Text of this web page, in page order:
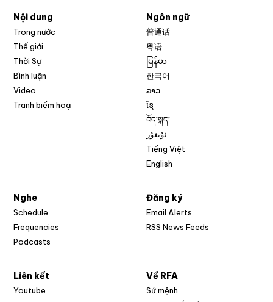
Nội dung
Trong nước
Thế giới
Thời Sự
Bình luận
Video
Tranh biếm hoạ
Ngôn ngữ
普通话
粤语
မြန်မာ
한국어
ລາວ
ខ្មែ
བོད་སྐད།
ئۇيغۇر
Tiếng Việt
English
Nghe
Schedule
Frequencies
Podcasts
Đăng ký
Email Alerts
RSS News Feeds
Liên kết
Youtube
Về RFA
Sứ mệnh